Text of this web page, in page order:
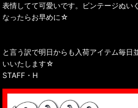
表情してて可愛いです。ビンテージぬい
なったらお早めに☆
と言う訳で明日からも入荷アイテム毎日
いいたします☆
STAFF・H